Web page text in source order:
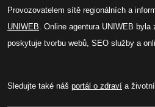
Provozovatelem sítě regionálních a
UNIWEB. Online agentura UNIWEB byla
poskytuje tvorbu webů, SEO služby a
Sledujte také náš portál o zdraví a